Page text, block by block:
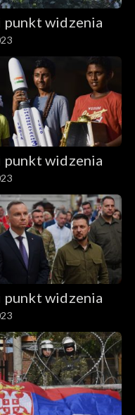
punkt widzenia
punkt widzenia
punkt widzenia